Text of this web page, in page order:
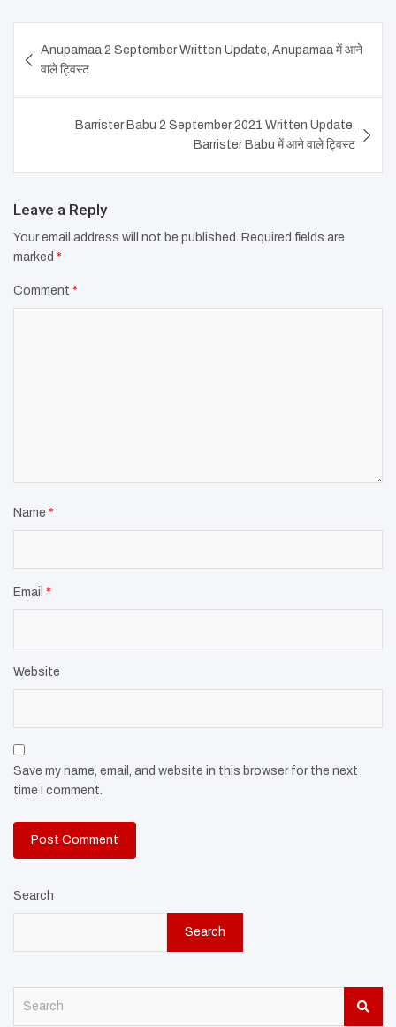
navigation
Anupamaa 2 September Written Update, Anupamaa में आने
वाले ट्विस्ट
Barrister Babu 2 September 2021 Written Update,
Barrister Babu में आने वाले ट्विस्ट
Leave a Reply
Your email address will not be published. Required fields are
marked *
Comment *
Name *
Email *
Website
Save my name, email, and website in this browser for the next
time I comment.
Search
Search